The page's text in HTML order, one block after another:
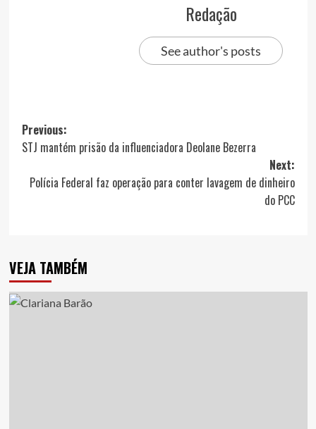
Redação
See author's posts
Post
navigation
Previous:
STJ mantém prisão da influenciadora Deolane Bezerra
Next:
Polícia Federal faz operação para conter lavagem de dinheiro
do PCC
VEJA TAMBÉM